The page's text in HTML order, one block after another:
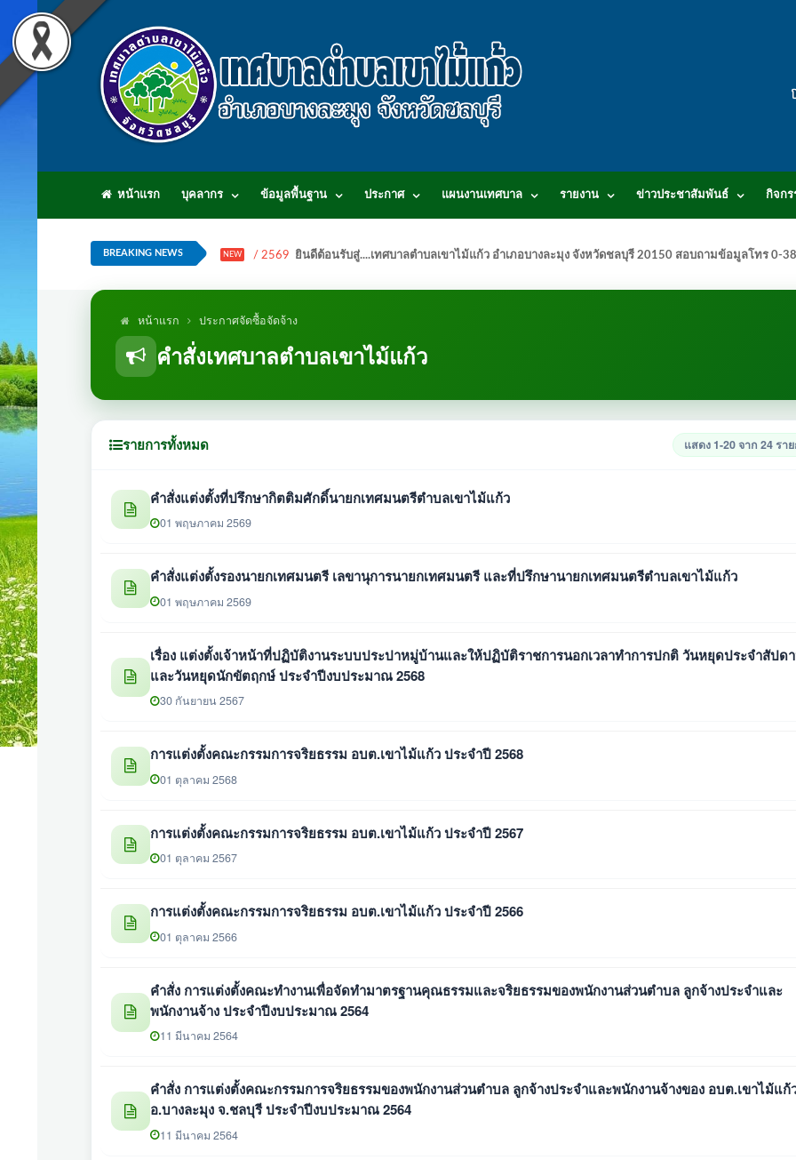
หน้าแรก บุคลากร ข้อมูลพื้นฐาน ประกาศ แผนงานเทศบาล รายงาน ข่าวประชาสัมพันธ์ กิจกร
BREAKING NEWS NEW / 2569 ยินดีต้อนรับสู่....เทศบาลตำบลเขาไม้แก้ว อำเภอบางละมุง จังหวัดชลบุรี 20150 สอบถามข้อมูลโทร 0-
หน้าแรก ประกาศจัดซื้อจัดจ้าง
คำสั่งเทศบาลตำบลเขาไม้แก้ว
รายการทั้งหมด แสดง 1-20 จาก 24 รา
คำสั่งแต่งตั้งที่ปรึกษากิตติมศักดิ์นายกเทศมนตรีตำบลเขาไม้แก้ว
01 พฤษภาคม 2569
คำสั่งแต่งตั้งรองนายกเทศมนตรี เลขานุการนายกเทศมนตรี และที่ปรึกษานายกเทศมนตรีตำบลเขาไม้แก้ว
01 พฤษภาคม 2569
เรื่อง แต่งตั้งเจ้าหน้าที่ปฏิบัติงานระบบประปาหมู่บ้านและให้ปฏิบัติราชการนอกเวลาทำการปกติ วันหยุดประจำสัปด
และวันหยุดนักขัตฤกษ์ ประจำปีงบประมาณ 2568
30 กันยายน 2567
การแต่งตั้งคณะกรรมการจริยธรรม อบต.เขาไม้แก้ว ประจำปี 2568
01 ตุลาคม 2568
การแต่งตั้งคณะกรรมการจริยธรรม อบต.เขาไม้แก้ว ประจำปี 2567
01 ตุลาคม 2567
การแต่งตั้งคณะกรรมการจริยธรรม อบต.เขาไม้แก้ว ประจำปี 2566
01 ตุลาคม 2566
คำสั่ง การแต่งตั้งคณะทำงานเพื่อจัดทำมาตรฐานคุณธรรมและจริยธรรมของพนักงานส่วนตำบล ลูกจ้างประจำและ
พนักงานจ้าง ประจำปีงบประมาณ 2564
11 มีนาคม 2564
คำสั่ง การแต่งตั้งคณะกรรมการจริยธรรมของพนักงานส่วนตำบล ลูกจ้างประจำและพนักงานจ้างของ อบต.เขาไม้แก้
อ.บางละมุง จ.ชลบุรี ประจำปีงบประมาณ 2564
11 มีนาคม 2564